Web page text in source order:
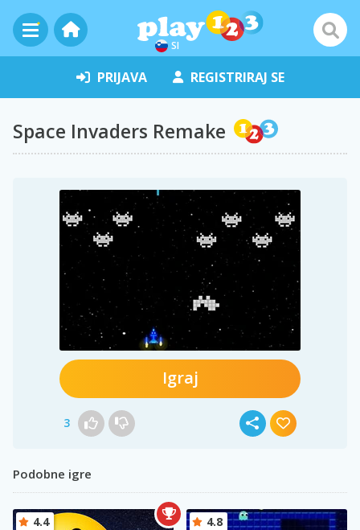
SI
PRIJAVA REGISTRIRAJ SE
Space Invaders Remake
Igraj
3
Podobne igre
4.4 4.8